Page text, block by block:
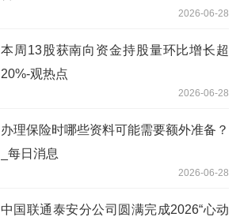
2026-06-28
本周13股获南向资金持股量环比增长超
20%-观热点
2026-06-28
办理保险时哪些资料可能需要额外准备？
_每日消息
2026-06-28
中国联通泰安分公司圆满完成2026“心动